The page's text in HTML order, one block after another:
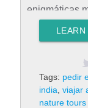
enigmáticas
comida
restaurante
a India
el delicioso
Tags: pedir
india viajar
nature tours